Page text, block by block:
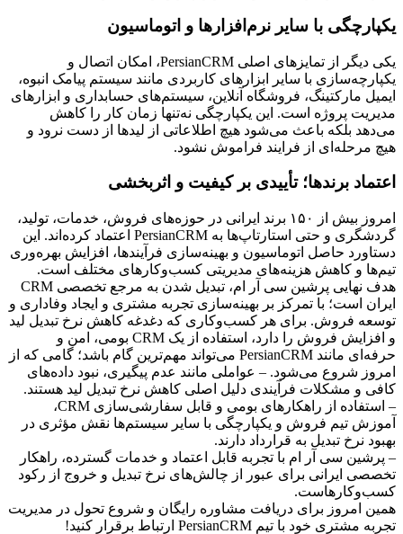
یکپارچگی با سایر نرم‌افزارها و اتوماسیون
یکی دیگر از تمایزهای اصلی PersianCRM، امکان اتصال و
یکپارچه‌سازی با سایر ابزارهای کاربردی مانند سیستم پیامک انبوه،
ایمیل مارکتینگ، فروشگاه آنلاین، سیستم‌های حسابداری و ابزارهای
مدیریت پروژه است. این یکپارچگی نه‌تنها زمان کار را کاهش
می‌دهد بلکه باعث می‌شود هیچ اطلاعاتی از لیدها از دست نرود و
هیچ مرحله‌ای از فرایند فراموش نشود.
اعتماد برندها؛ تأییدی بر کیفیت و اثربخشی
امروز بیش از ۱۵۰ برند ایرانی در حوزه‌های فروش، خدمات، تولید،
گردشگری و حتی استارتاپ‌ها به PersianCRM اعتماد کرده‌اند. این
دستاورد حاصل اتوماسیون و بهینه‌سازی فرآیندها، افزایش بهره‌وری
تیم‌ها و کاهش هزینه‌های مدیریتی کسب‌وکارهای مختلف است.
هدف نهایی پرشین سی آر ام، تبدیل شدن به مرجع تخصصی CRM
ایران است؛ با تمرکز بر بهینه‌سازی تجربه مشتری و ایجاد وفاداری و
توسعه فروش. برای هر کسب‌وکاری که دغدغه کاهش نرخ تبدیل لید
و افزایش فروش را دارد، استفاده از یک CRM بومی، امن و
حرفه‌ای مانند PersianCRM می‌تواند مهم‌ترین گام باشد؛ گامی که از
امروز شروع می‌شود. – عواملی مانند عدم پیگیری، نبود داده‌های
کافی و مشکلات فرآیندی دلیل اصلی کاهش نرخ تبدیل لید هستند.
– استفاده از راهکارهای بومی و قابل سفارشی‌سازی CRM،
آموزش تیم فروش و یکپارچگی با سایر سیستم‌ها نقش مؤثری در
بهبود نرخ تبدیل به قرارداد دارند.
– پرشین سی آر ام با تجربه قابل اعتماد و خدمات گسترده، راهکار
تخصصی ایرانی برای عبور از چالش‌های نرخ تبدیل و خروج از رکود
کسب‌وکارهاست.
همین امروز برای دریافت مشاوره رایگان و شروع تحول در مدیریت
تجربه مشتری خود با تیم PersianCRM ارتباط برقرار کنید!